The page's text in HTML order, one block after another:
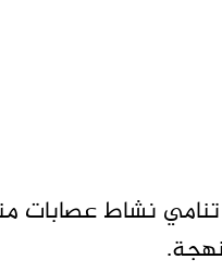
نشاط عصابات